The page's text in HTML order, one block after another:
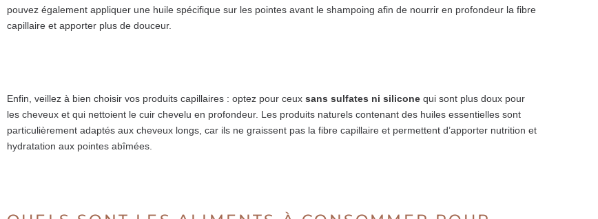
pouvez également appliquer une huile spécifique sur les pointes avant le shampoing afin de nourrir en profondeur la fibre
capillaire et apporter plus de douceur.
Enfin, veillez à bien choisir vos produits capillaires : optez pour ceux sans sulfates ni silicone qui sont plus doux pour
les cheveux et qui nettoient le cuir chevelu en profondeur. Les produits naturels contenant des huiles essentielles sont
particulièrement adaptés aux cheveux longs, car ils ne graissent pas la fibre capillaire et permettent d’apporter nutrition et
hydratation aux pointes abîmées.